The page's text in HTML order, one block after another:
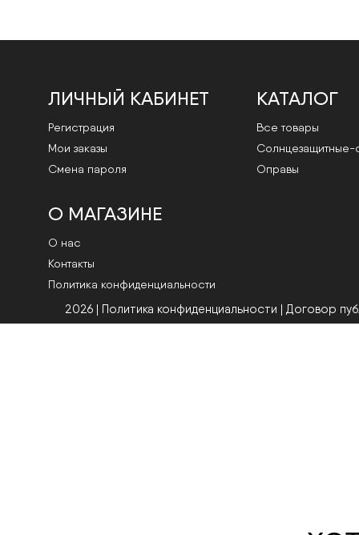
ЛИЧНЫЙ КАБИНЕТ
Регистрация
Мои заказы
Смена пароля
КАТАЛОГ
Все товары
Cолнцезащитные-
Оправы
О МАГАЗИНЕ
О нас
Контакты
Политика конфиденциальности
2026 | Политика конфиденциальности | Договор